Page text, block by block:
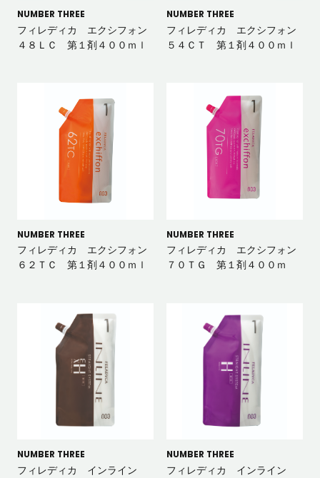
NUMBER THREE
フィレディカ エクシフォン
４８ＬＣ 第１剤４００ｍｌ
NUMBER THREE
フィレディカ エクシフォン
５４ＣＴ 第１剤４００ｍｌ
NUMBER THREE
フィレディカ エクシフォン
６２ＴＣ 第１剤４００ｍｌ
NUMBER THREE
フィレディカ エクシフォン
７０ＴＧ 第１剤４００ｍ
NUMBER THREE
フィレディカ インライン
NUMBER THREE
フィレディカ インライン